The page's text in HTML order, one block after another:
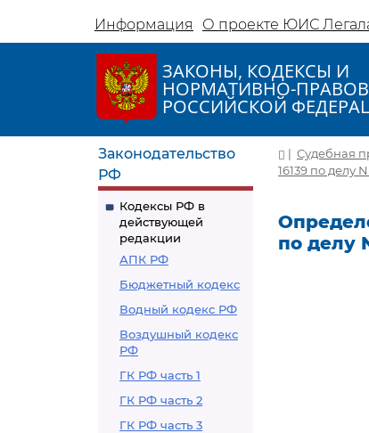
Информация О проекте ЮИС
ЗАКОНЫ, КОДЕКСЫ И
НОРМАТИВНО-
РОССИЙСКОЙ
Законодательство
РФ
Кодексы РФ в
действующей
редакции
АПК РФ
Бюджетный кодекс
Водный кодекс РФ
Воздушный кодекс
РФ
ГК РФ часть 1
ГК РФ часть 2
ГК РФ часть 3
| Судебная
16139 по делу
по делу